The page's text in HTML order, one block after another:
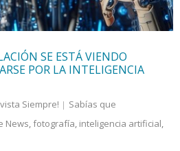
SE ESTÁ VIENDO
POR LA INTELIGENCIA
Siempre!
Sabías que
News,fotografía, inteligencia artificial,